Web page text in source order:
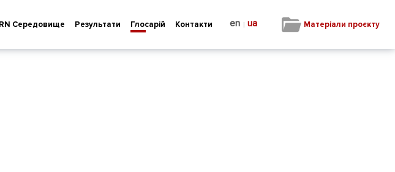
Матеріали проєкту
Cередовище Результати Глосарій Контакти en | ua